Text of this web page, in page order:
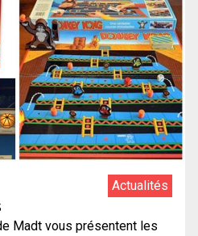
Actualités
Madt vous présentent les